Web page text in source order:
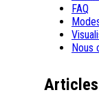
FAQ
Nous
Articles